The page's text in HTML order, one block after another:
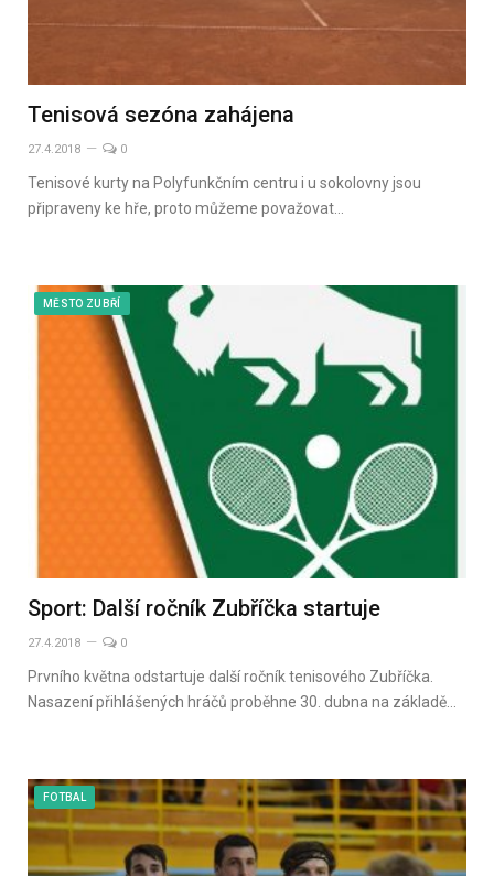
Tenisová sezóna zahájena
27.4.2018 0
Tenisové kurty na Polyfunkčním centru i u sokolovny jsou
připraveny ke hře, proto můžeme považovat…
MĚSTO ZUBŘÍ
Sport: Další ročník Zubříčka startuje
27.4.2018 0
Prvního května odstartuje další ročník tenisového Zubříčka.
Nasazení přihlášených hráčů proběhne 30. dubna na základě…
FOTBAL